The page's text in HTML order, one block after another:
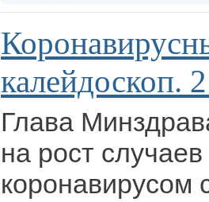
калейдоскоп.
Глава
на рост
коронавирусом